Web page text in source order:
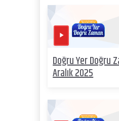
Doğru Yer Doğru
Aralık 2025